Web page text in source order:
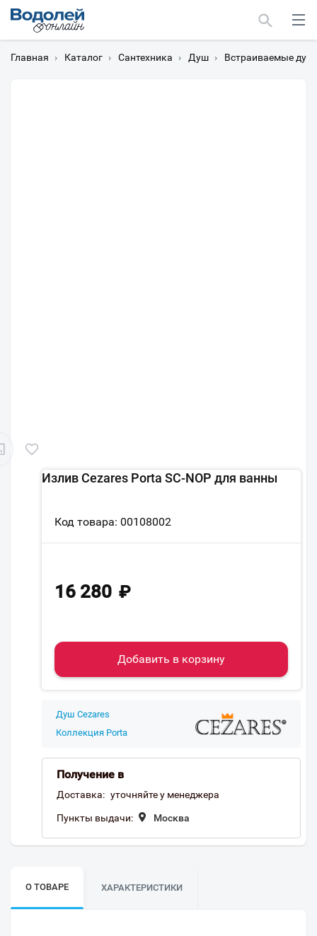
Главная › Каталог › Сантехника › Душ › Встраиваемые
Излив Cezares Porta SC-NOP для ванны
Код товара: 00108002
16 280 ₽
Добавить в корзину
Душ Cezares
Коллекция Porta
Получение в
Доставка: уточняйте у менеджера
Пункты выдачи: Москва
О ТОВАРЕ ХАРАКТЕРИСТИКИ